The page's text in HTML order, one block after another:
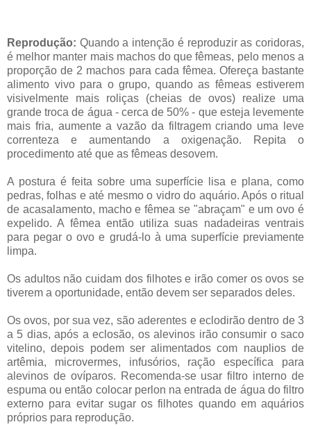
Reprodução: Quando a intenção é reproduzir as coridoras,
é melhor manter mais machos do que fêmeas, pelo menos a
proporção de 2 machos para cada fêmea. Ofereça bastante
alimento vivo para o grupo, quando as fêmeas estiverem
visivelmente mais roliças (cheias de ovos) realize uma
grande troca de água - cerca de 50% - que esteja levemente
mais fria, aumente a vazão da filtragem criando uma leve
correnteza e aumentando a oxigenação. Repita o
procedimento até que as fêmeas desovem.
A postura é feita sobre uma superfície lisa e plana, como
pedras, folhas e até mesmo o vidro do aquário. Após o ritual
de acasalamento, macho e fêmea se "abraçam" e um ovo é
expelido. A fêmea então utiliza suas nadadeiras ventrais
para pegar o ovo e grudá-lo à uma superfície previamente
limpa.
Os adultos não cuidam dos filhotes e irão comer os ovos se
tiverem a oportunidade, então devem ser separados deles.
Os ovos, por sua vez, são aderentes e eclodirão dentro de 3
a 5 dias, após a eclosão, os alevinos irão consumir o saco
vitelino, depois podem ser alimentados com nauplios de
artêmia, microvermes, infusórios, ração específica para
alevinos de ovíparos. Recomenda-se usar filtro interno de
espuma ou então colocar perlon na entrada de água do filtro
externo para evitar sugar os filhotes quando em aquários
próprios para reprodução.